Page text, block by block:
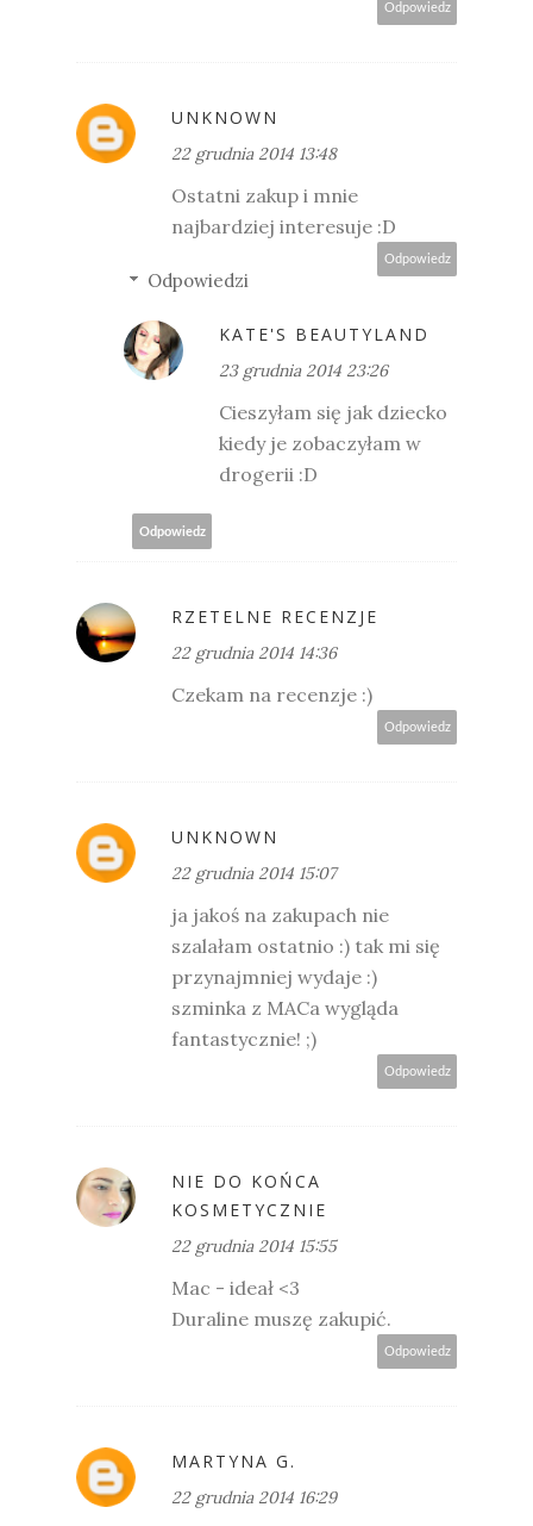
Odpowiedz
UNKNOWN
22 grudnia 2014 13:48
Ostatni zakup i mnie
najbardziej interesuje :D
Odpowiedz
Odpowiedzi
KATE'S BEAUTYLAND
23 grudnia 2014 23:26
Cieszyłam się jak dziecko
kiedy je zobaczyłam w
drogerii :D
Odpowiedz
RZETELNE RECENZJE
22 grudnia 2014 14:36
Czekam na recenzje :)
Odpowiedz
UNKNOWN
22 grudnia 2014 15:07
ja jakoś na zakupach nie
szalałam ostatnio :) tak mi się
przynajmniej wydaje :)
szminka z MACa wygląda
fantastycznie! ;)
Odpowiedz
NIE DO KOŃCA
KOSMETYCZNIE
22 grudnia 2014 15:55
Mac - ideał <3
Duraline muszę zakupić.
Odpowiedz
MARTYNA G.
22 grudnia 2014 16:29